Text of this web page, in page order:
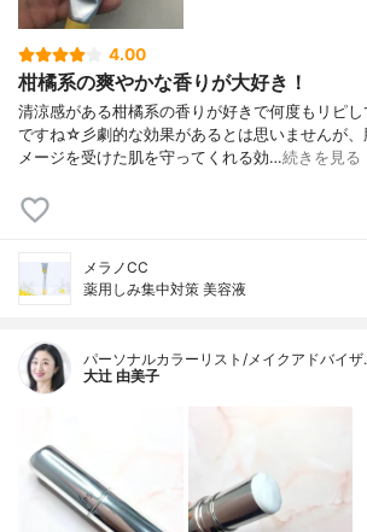
4.00
柑橘系の爽やかな香りが大好き！
清涼感がある柑橘系の香りが好きで何度もリピ
ですね☆彡劇的な効果があるとは思いませんが
メージを受けた肌を守ってくれる効…続きを見る
メラノCC
薬用しみ集中対策 美容液
パーソナルカラーリスト/メイクアドバイ
大辻 由美子